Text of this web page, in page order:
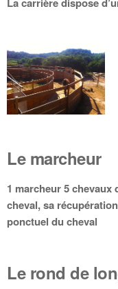
La carrière dispose
Le marcheur
1 marcheur 5 chevaux
cheval, sa
ponctuel du cheval
Le rond de